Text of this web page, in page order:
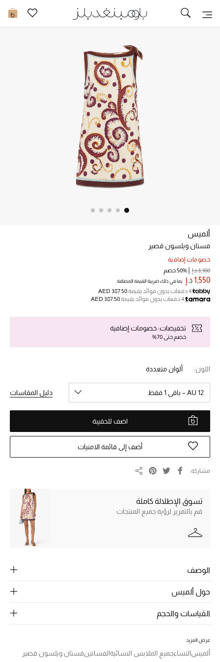
0 تخفيضات
خصم حتى 70%
تسوقوا الآن
ما وصلنا حديثاً
ما وصلنا حديثاً
الموسم الجديد
النساء
الحقائب النسائية
أحذية النسائية
الرجال
مستلزمات المنزل
المجوهرات
جديد لدينا
نسوقوا أحدث ما وصلنا
عرض جميع المنتجات
ألميس
فستان ويلسون قصير
خصومات إضافية
1,550 د.إ بما في ذلك ضريبة القيمة المضافة
3,100 د.إ 50% خصم
4 دفعات بدون فوائد بقيمة
AED 387.50
4 دفعات بدون فوائد بقيمة
AED 387.50
تخفيضات: خصومات إضافية
خصم حتى 70%
اللون: ألوان متعددة
AU 12 – باقي 1 فقط دليل المقاسات
اضف للحقيبة
أضف إلى قائمة الامنيات
مشاركة
تسوق الإطلالة كاملة
قم بالتمرير لرؤية جميع المنتجات
الوصف
حول ألميس
القياسات والحجم
عرض المزيد
ألميسالنساءجميع الملابس النسائيةالفساتينفستان ويلسون قصير